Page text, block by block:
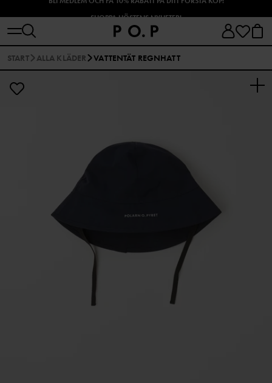
SHOPPA HÖSTENS NYHETER!
START ALLA KLÄDER VATTENTÄT REGNHATT